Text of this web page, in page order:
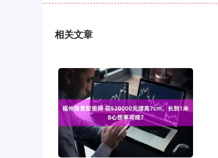
相关文章